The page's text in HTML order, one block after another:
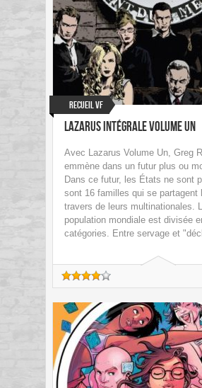
Recueil VF
Lazarus Intégrale Volume Un
Avec Lazarus Volume Un, Greg
emmène dans un futur plus ou
Dans ce futur, les États ne sont
sont 16 familles qui se partagent
travers de leurs multinationales.
population mondiale est divisée
catégories. Entre servage et